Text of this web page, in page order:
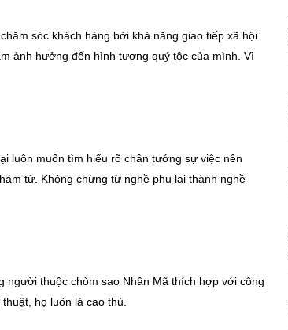
sóc khách hàng bởi khả năng giao tiếp xã hội
ảnh hưởng đến hình tượng quý tộc của mình. Vì
luôn muốn tìm hiểu rõ chân tướng sự việc nên
tử. Không chừng từ nghề phụ lại thành nghề
người thuộc chòm sao Nhân Mã thích hợp với công
họ luôn là cao thủ.